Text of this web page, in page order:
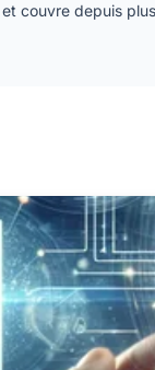
couvre depuis